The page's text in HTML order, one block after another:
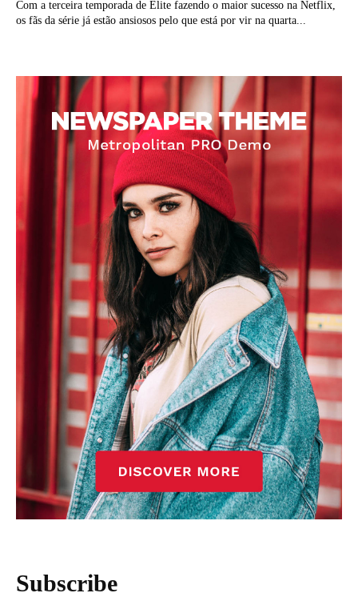
Com a terceira temporada de Elite fazendo o maior sucesso na Netflix,
os fãs da série já estão ansiosos pelo que está por vir na quarta...
Subscribe